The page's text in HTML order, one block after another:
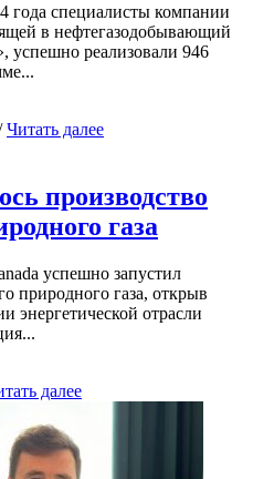
года специалисты компании
в нефтегазодобывающий
успешно реализовали 946
Читать далее
производство
газа
успешно запустил
природного газа, открыв
энергетической отрасли
далее